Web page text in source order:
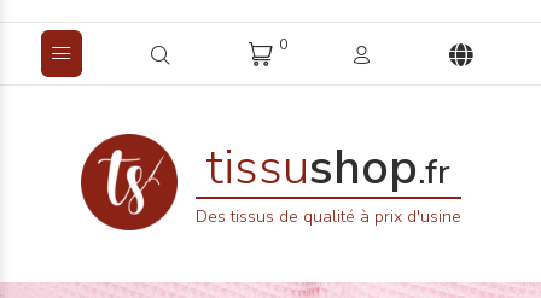
0
tissushop.fr
Des tissus de qualité à prix d'usine